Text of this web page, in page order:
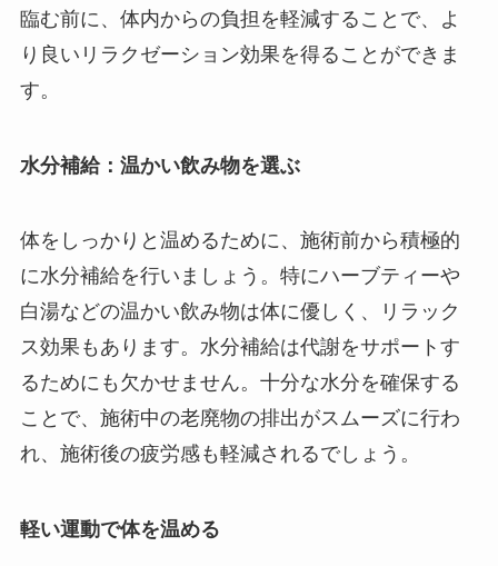
臨む前に、体内からの負担を軽減することで、よ
り良いリラクゼーション効果を得ることができま
す。
水分補給：温かい飲み物を選ぶ
体をしっかりと温めるために、施術前から積極的
に水分補給を行いましょう。特にハーブティーや
白湯などの温かい飲み物は体に優しく、リラック
ス効果もあります。水分補給は代謝をサポートす
るためにも欠かせません。十分な水分を確保する
ことで、施術中の老廃物の排出がスムーズに行わ
れ、施術後の疲労感も軽減されるでしょう。
軽い運動で体を温める